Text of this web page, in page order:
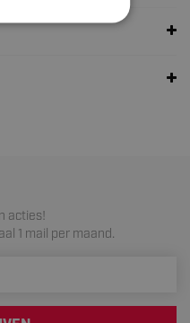
acties!
1 mail per maand.